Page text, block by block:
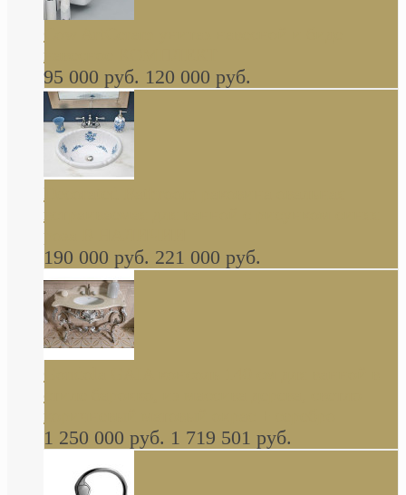
навесное КОМПЛЕКТ
95 000 руб. 120 000 руб.
Decorated Bathroom раковина овальная
встраиваемая для ванной с рисунком синяя
роза В НАЛИЧИИ
190 000 руб. 221 000 руб.
стиле барокко, из массива дерева, светло
коричневый матовый окрас + серебро
1 250 000 руб. 1 719 501 руб.